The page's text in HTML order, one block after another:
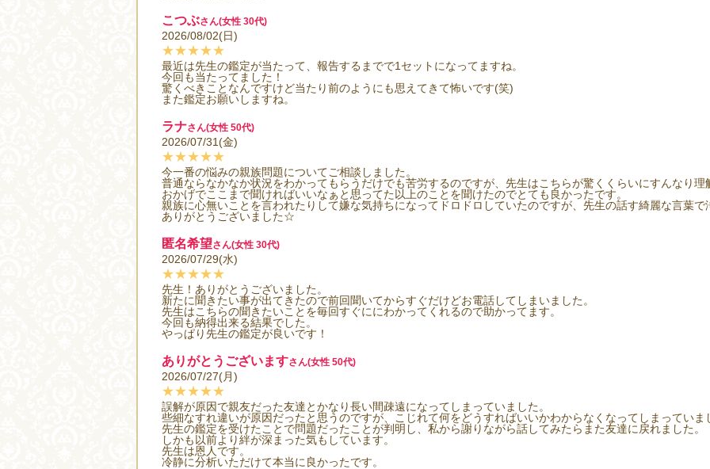
こつぶさん(女性 30代)
2026/08/02(日)
★★★★★
最近は先生の鑑定が当たって、報告するまでで1セットになってますね。
今回も当たってました！
驚くべきことなんですけど当たり前のようにも思えてきて怖いです(笑)
また鑑定お願いしますね。
ラナさん(女性 50代)
2026/07/31(金)
★★★★★
今一番の悩みの親族問題についてご相談しました。
普通ならなかなか状況をわかってもらうだけでも苦労するのですが、先生はこちらが驚くくらいにすんなり
おかげでここまで聞ければいいなぁと思ってた以上のことを聞けたのでとても良かったです。
親族に心無いことを言われたりして嫌な気持ちになってドロドロしていたのですが、先生の話す綺麗な言葉
ありがとうございました☆
匿名希望さん(女性 30代)
2026/07/29(水)
★★★★★
先生！ありがとうございました。
新たに聞きたい事が出てきたので前回聞いてからすぐだけどお電話してしまいました。
先生はこちらの聞きたいことを毎回すぐににわかってくれるので助かってます。
今回も納得出来る結果でした。
やっぱり先生の鑑定が良いです！
ありがとうございますさん(女性 50代)
2026/07/27(月)
★★★★★
誤解が原因で親友だった友達とかなり長い間疎遠になってしまっていました。
些細なすれ違いが原因だったと思うのですが、こじれて何をどうすればいいかわからなくなってしまっていま
先生の鑑定を受けたことで問題だったことが判明し、私から謝りながら話してみたらまた友達に戻れました。
しかも以前より絆が深まった気もしています。
先生は恩人です。
冷静に分析いただけて本当に良かったです。